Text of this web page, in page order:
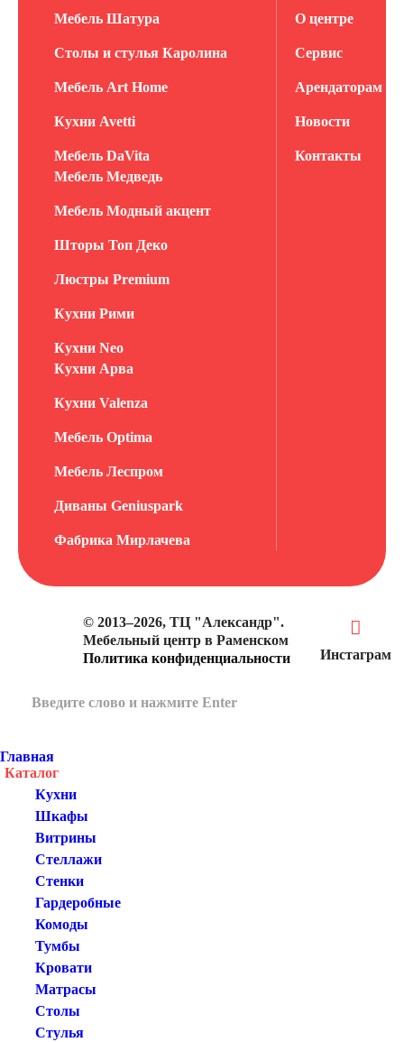
Мебель Шатура
Столы и стулья Каролина
Мебель Art Home
Кухни Avetti
Мебель DaVita
Мебель Медведь
Мебель Модный акцент
Шторы Топ Деко
Люстры Premium
Кухни Рими
Кухни Neo
Кухни Арва
Кухни Valenza
Мебель Optima
Мебель Леспром
Диваны Geniuspark
Фабрика Мирлачева
О центре
Сервис
Арендаторам
Новости
Контакты
© 2013–2026, ТЦ "Александр".
Мебельный центр в Раменском
Политика конфиденциальности
Инстаграм
Главная
Каталог
Кухни
Шкафы
Витрины
Стеллажи
Стенки
Гардеробные
Комоды
Тумбы
Кровати
Матрасы
Столы
Стулья